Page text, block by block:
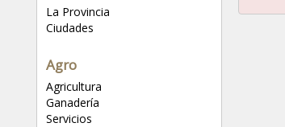
La Provincia
Ciudades
Agro
Agricultura
Ganadería
Servicios